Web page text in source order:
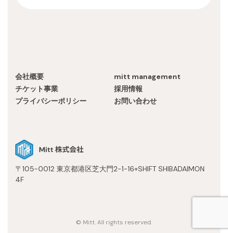
会社概要
mitt management
チケット事業
採用情報
プライバシーポリシー
お問い合わせ
〒105-0012 東京都港区芝大門2-1-16+SHIFT SHIBADAIMON
4F
© Mitt. All rights reserved.